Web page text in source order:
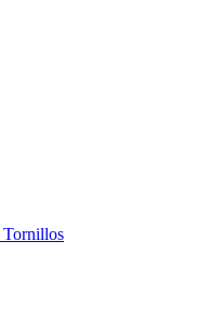
Tornillos